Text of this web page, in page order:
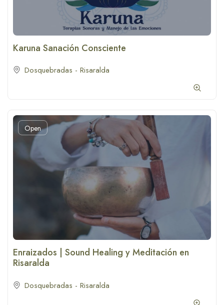
Karuna Sanación Consciente
Dosquebradas - Risaralda
Open
Enraizados | Sound Healing y Meditación en
Risaralda
Dosquebradas - Risaralda